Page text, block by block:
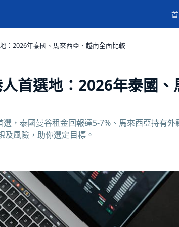
：2026年泰國、馬來西亞、越南全面比較
首選地：2026年泰國
，泰國曼谷租金回報達5-7%、馬來西亞持有
風險，助你選定目標。